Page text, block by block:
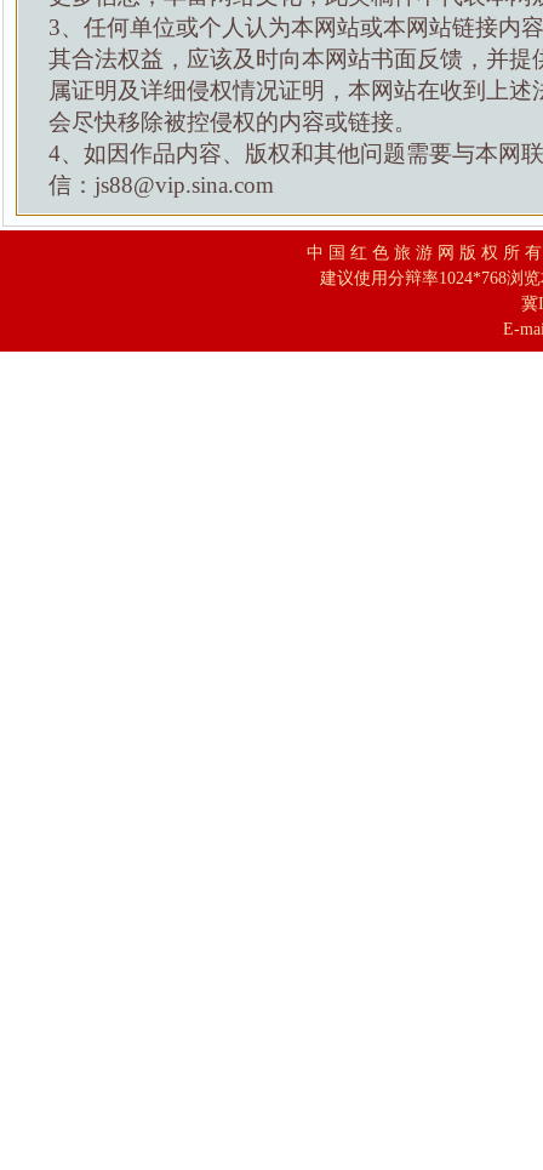
3、任何单位或个人认为本网站或本网站链接内
其合法权益，应该及时向本网站书面反馈，并提
属证明及详细侵权情况证明，本网站在收到上述
会尽快移除被控侵权的内容或链接。
4、如因作品内容、版权和其他问题需要与本网
信：js88@vip.sina.com
中 国 红 色 旅 游 网 版 权 所
建议使用分辩率1024*768浏
冀
E-